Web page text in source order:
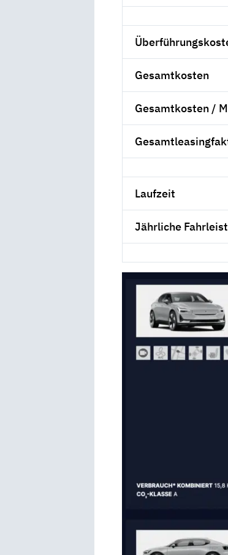
Gesamtkosten
Gesamtkosten /
Laufzeit
Jährliche